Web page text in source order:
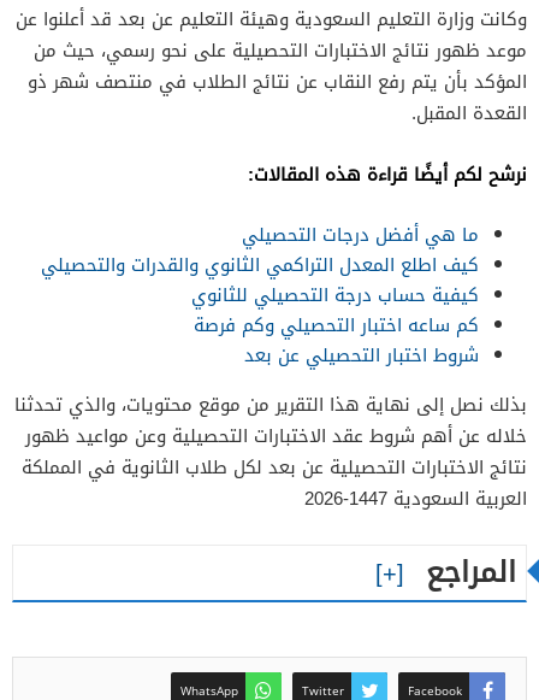
وكانت وزارة التعليم السعودية وهيئة التعليم عن بعد قد أعلنوا عن
موعد ظهور نتائج الاختبارات التحصيلية على نحو رسمي، حيث من
المؤكد بأن يتم رفع النقاب عن نتائج الطلاب في منتصف شهر ذو
القعدة المقبل.
نرشح لكم أيضًا قراءة هذه المقالات:
ما هي أفضل درجات التحصيلي
كيف اطلع المعدل التراكمي الثانوي والقدرات والتحصيلي
كيفية حساب درجة التحصيلي للثانوي
كم ساعه اختبار التحصيلي وكم فرصة
شروط اختبار التحصيلي عن بعد
بذلك نصل إلى نهاية هذا التقرير من موقع محتويات، والذي تحدثنا
خلاله عن أهم شروط عقد الاختبارات التحصيلية وعن مواعيد ظهور
نتائج الاختبارات التحصيلية عن بعد لكل طلاب الثانوية في المملكة
العربية السعودية 1447-2026
المراجع
Facebook
Twitter
WhatsApp